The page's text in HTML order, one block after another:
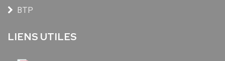
BTP
LIENS UTILES